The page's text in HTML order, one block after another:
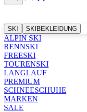
SKI SKIBEKLEIDUNG
ALPIN SKI
RENNSKI
FREESKI
TOURENSKI
LANGLAUF
PREMIUM
SCHNEESCHUHE
MARKEN
SALE